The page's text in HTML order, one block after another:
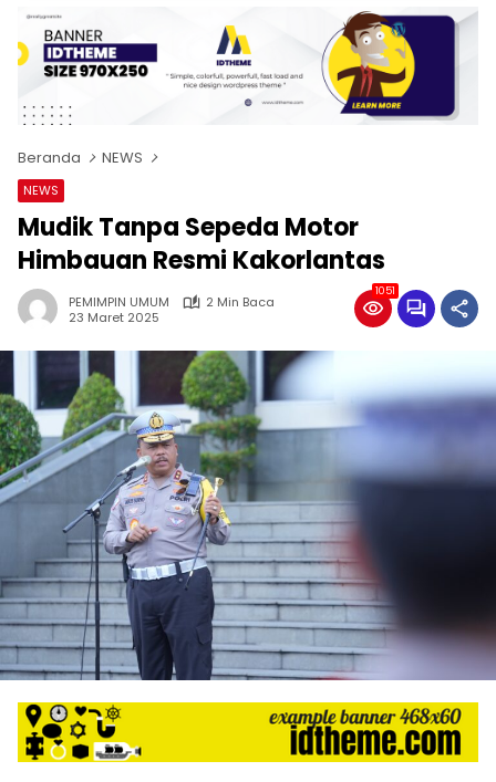
Beranda NEWS
NEWS
Mudik Tanpa Sepeda Motor
Himbauan Resmi Kakorlantas
PEMIMPIN UMUM
2 Min Baca
23 Maret 2025
1051